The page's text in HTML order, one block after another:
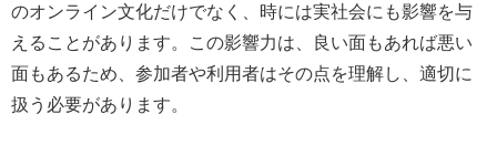
のオンライン文化だけでなく、時には実社会にも影響を与
えることがあります。この影響力は、良い面もあれば悪い
面もあるため、参加者や利用者はその点を理解し、適切に
扱う必要があります。